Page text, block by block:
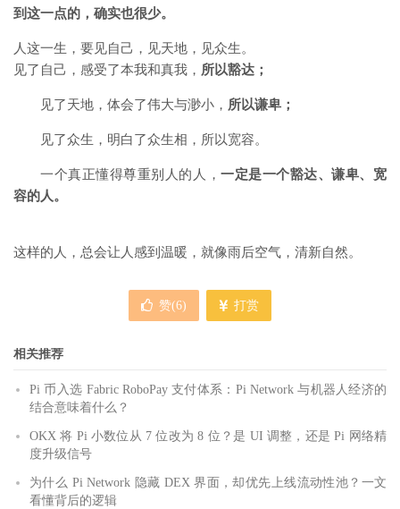
到这一点的，确实也很少。
人这一生，要见自己，见天地，见众生。
见了自己，感受了本我和真我， 所以豁达；
见了天地，体会了伟大与渺小， 所以谦卑；
见了众生，明白了众生相，所以宽容。
一个真正懂得尊重别人的人，一定是一个豁达、谦卑、宽
容的人。
这样的人，总会让人感到温暖，就像雨后空气，清新自然。
赞(6) 打赏
相关推荐
Pi 币入选 Fabric RoboPay 支付体系：Pi Network 与机器人经济的
结合意味着什么？
OKX 将 Pi 小数位从 7 位改为 8 位？是 UI 调整，还是 Pi 网络精
度升级信号
为什么 Pi Network 隐藏 DEX 界面，却优先上线流动性池？一文
看懂背后的逻辑